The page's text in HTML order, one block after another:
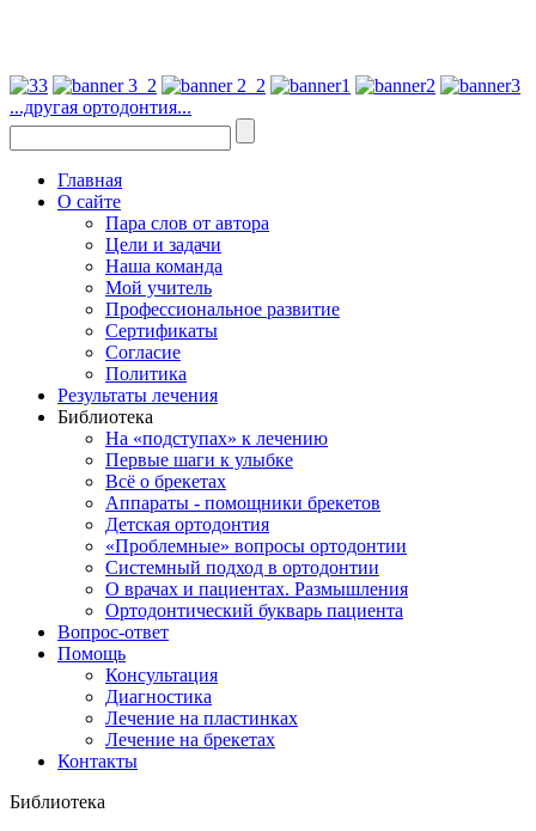
...другая ортодонтия...
Главная
О сайте
Пара слов от автора
Цели и задачи
Наша команда
Мой учитель
Профессиональное развитие
Сертификаты
Согласие
Политика
Результаты лечения
Библиотека
На «подступах» к лечению
Первые шаги к улыбке
Всё о брекетах
Аппараты - помощники брекетов
Детская ортодонтия
«Проблемные» вопросы ортодонтии
Системный подход в ортодонтии
О врачах и пациентах. Размышления
Ортодонтический букварь пациента
Вопрос-ответ
Помощь
Консультация
Диагностика
Лечение на пластинках
Лечение на брекетах
Контакты
Библиотека